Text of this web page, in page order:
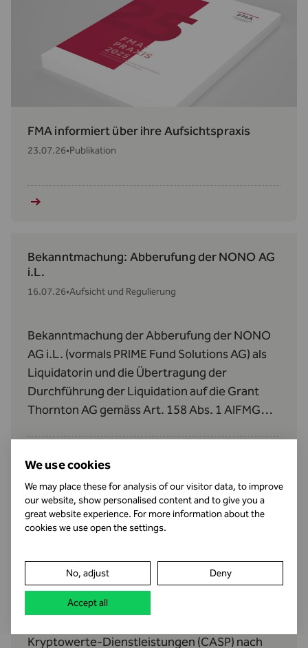
FMA informiert über ihre Aufsichtspraxis
23.07.26•Publikation
Bekanntmachung: Abberufung der NONO AG
i.L.
16.07.26•Aufsicht und Regulierung
Bekanntmachung der Abberufung der NONO
AG i.L. (vormals PRIME Fund Solutions AG) als
Liquidatorin und die Übertragung der
Durchführung der Liquidation auf die Grant
Thornton AG gemäss Art. 158 Abs. 1 AIFMG
Neuzulassung als Anbieter von Kryptowerte-
Dienstleistungen (CASP)
Die Damoon Technology (Europe) AG, Vaduz
(FL-0002.682.952-0), verfügt seit dem 10. Juli
Kryptowerte‑Dienstleistungen (CASP) nach
We use cookies
We may place these for analysis of our visitor data, to improve
our website, show personalised content and to give you a
great website experience. For more information about the
cookies we use open the settings.
No, adjust Deny
Accept all